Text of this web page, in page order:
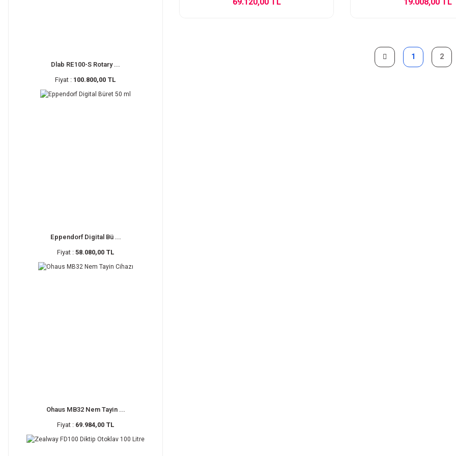
Dlab RE100-S Rotary ...
Fiyat : 100.800,00 TL
Eppendorf Digital Bü ...
Fiyat :58.080,00 TL
Ohaus MB32 Nem Tayin ...
Fiyat : 69.984,00 TL
1 2